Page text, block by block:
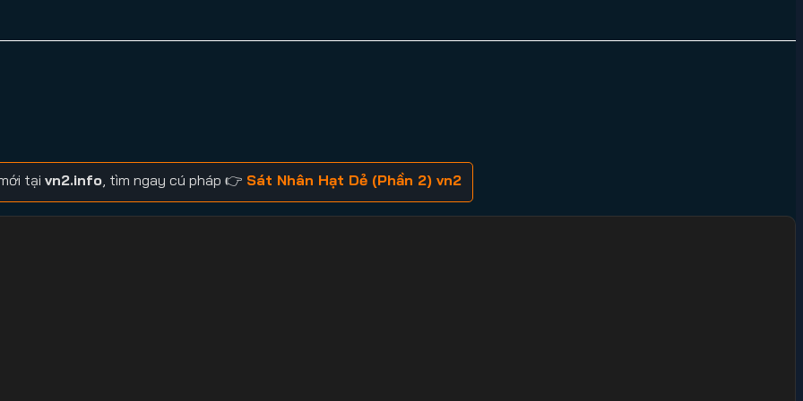
tại vn2.info , tìm ngay cú pháp 👉 Sát Nhân Hạt Dẻ (Phần 2) vn2